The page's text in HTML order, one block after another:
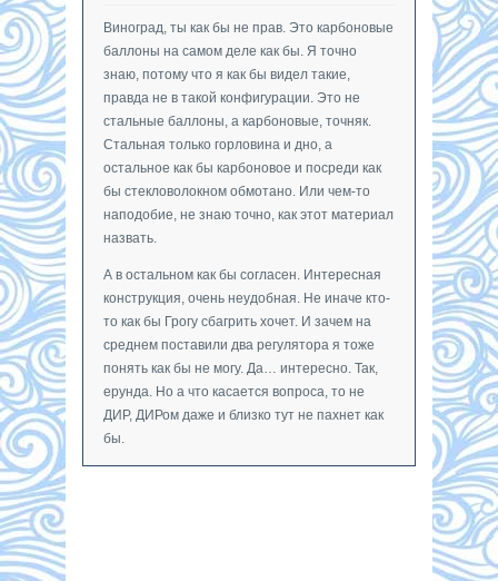
Виноград, ты как бы не прав. Это карбоновые
баллоны на самом деле как бы. Я точно
знаю, потому что я как бы видел такие,
правда не в такой конфигурации. Это не
стальные баллоны, а карбоновые, точняк.
Стальная только горловина и дно, а
остальное как бы карбоновое и посреди как
бы стекловолокном обмотано. Или чем-то
наподобие, не знаю точно, как этот материал
назвать.
А в остальном как бы согласен. Интересная
конструкция, очень неудобная. Не иначе кто-
то как бы Грогу сбагрить хочет. И зачем на
среднем поставили два регулятора я тоже
понять как бы не могу. Да… интересно. Так,
ерунда. Но а что касается вопроса, то не
ДИР, ДИРом даже и близко тут не пахнет как
бы.